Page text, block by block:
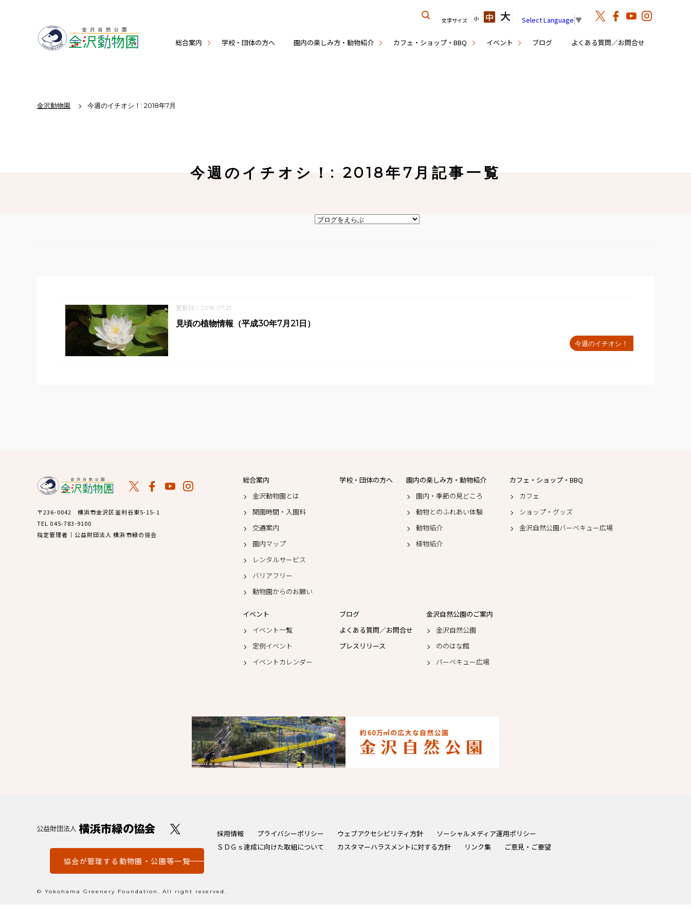
総合案内 学校・団体の方へ 園内の楽しみ方・動物紹介 カフェ・ショップ・BBQ イベント ブログ よくある質問／お問合せ
文字サイズ 小 中 大 Select Language ▼
金沢動物園 今週のイチオシ！: 2018年7月
今週のイチオシ！: 2018年7月記事一覧
更新日：2018.07.21
今週のイチオシ！
見頃の植物情報（平成30年7月21日）
〒236-0042 横浜市金沢区釜利谷東5-15-1
TEL 045-783-9100
指定管理者｜公益財団法人 横浜市緑の協会
総合案内
金沢動物園とは
開園時間・入園料
交通案内
園内マップ
レンタルサービス
バリアフリー
動物園からのお願い
学校・団体の方へ
園内の楽しみ方・動物紹介
園内・季節の見どころ
動物とのふれあい体験
動物紹介
植物紹介
カフェ・ショップ・BBQ
カフェ
ショップ・グッズ
金沢自然公園バーベキュー広場
イベント
イベント一覧
定例イベント
イベントカレンダー
ブログ
よくある質問／お問合せ
プレスリリース
金沢自然公園のご案内
金沢自然公園
ののはな館
バーベキュー広場
協会が管理する動物園・公園等一覧
採用情報 プライバシーポリシー ウェブアクセシビリティ方針
ソーシャルメディア運用ポリシー
ＳＤＧｓ達成に向けた取組について
カスタマーハラスメントに対する方針 リンク集 ご意見・ご要望
© Yokohama Greenery Foundation. All right reserved.